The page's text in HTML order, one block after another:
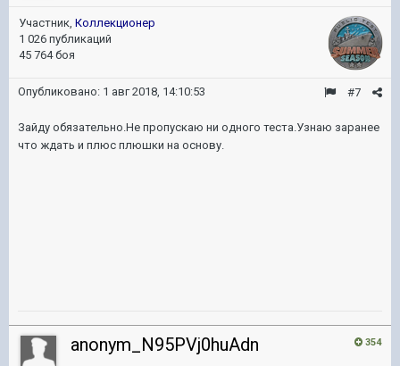
Участник, Коллекционер
1 026 публикаций
45 764 боя
#7
Опубликовано: 1 авг 2018, 14:10:53
Зайду обязательно.Не пропускаю ни одного теста.Узнаю заранее
что ждать и плюс плюшки на основу.
354
anonym_N95PVj0huAdn